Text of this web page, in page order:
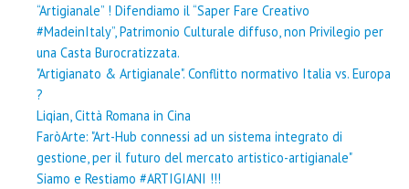
“Artigianale” ! Difendiamo il “Saper Fare Creativo
#MadeinItaly”, Patrimonio Culturale diffuso, non Privilegio per
una Casta Burocratizzata.
"Artigianato & Artigianale". Conflitto normativo Italia vs. Europa
?
Liqian, Città Romana in Cina
FaròArte: "Art-Hub connessi ad un sistema integrato di
gestione, per il futuro del mercato artistico-artigianale"
Siamo e Restiamo #ARTIGIANI !!!